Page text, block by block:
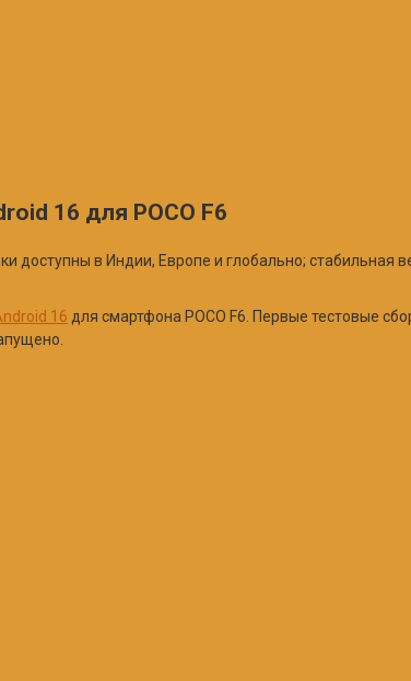
16 для POCO F6
доступны в Индии, Европе и глобально; стабильная
16 для смартфона POCO F6. Первые тестовые